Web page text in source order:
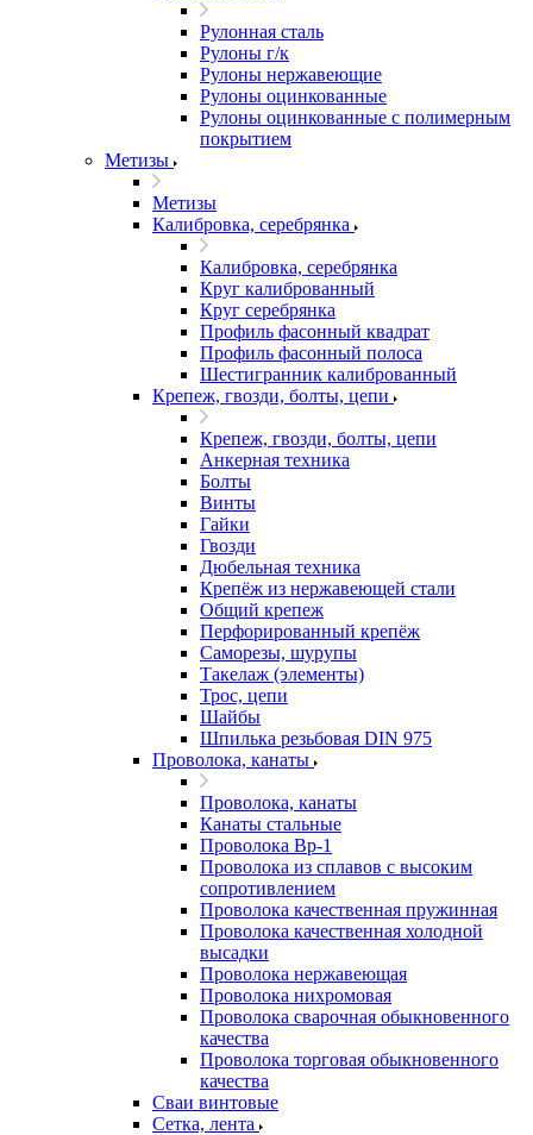
Рулонная сталь
Рулоны г/к
Рулоны нержавеющие
Рулоны оцинкованные
Рулоны оцинкованные с полимерным
покрытием
Метизы
Метизы
Калибровка, серебрянка
Калибровка, серебрянка
Круг калиброванный
Круг серебрянка
Профиль фасонный квадрат
Профиль фасонный полоса
Шестигранник калиброванный
Крепеж, гвозди, болты, цепи
Крепеж, гвозди, болты, цепи
Анкерная техника
Болты
Винты
Гайки
Гвозди
Дюбельная техника
Крепёж из нержавеющей стали
Общий крепеж
Перфорированный крепёж
Саморезы, шурупы
Такелаж (элементы)
Трос, цепи
Шайбы
Шпилька резьбовая DIN 975
Проволока, канаты
Проволока, канаты
Канаты стальные
Проволока Вр-1
Проволока из сплавов с высоким
сопротивлением
Проволока качественная пружинная
Проволока качественная холодной
высадки
Проволока нержавеющая
Проволока нихромовая
Проволока сварочная обыкновенного
качества
Проволока торговая обыкновенного
качества
Сваи винтовые
Сетка, лента